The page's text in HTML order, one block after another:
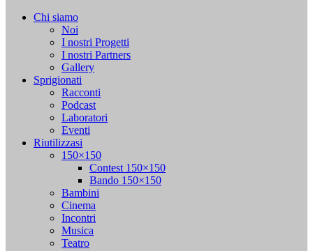
Chi siamo
Noi
I nostri Progetti
I nostri Partners
Gallery
Sprigionati
Racconti
Podcast
Laboratori
Eventi
Riutilizzasi
150×150
Contest 150×150
Bando 150×150
Bambini
Cinema
Incontri
Musica
Teatro